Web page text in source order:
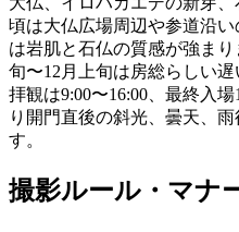
頃は大仏広場周辺や参道沿
は岩肌と石仏の質感が強ま
旬〜12月上旬は房総らしい
拝観は9:00〜16:00、最終入
り開門直後の斜光、曇天、
す。
撮影ルール・マナ